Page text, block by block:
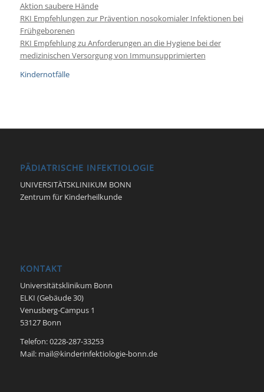
Aktion saubere Hände
RKI Empfehlungen zur Prävention nosokomialer Infektionen bei
Frühgeborenen
RKI Empfehlung zu Anforderungen an die Hygiene bei der
medizinischen Versorgung von Immunsupprimierten
Kindernotfälle
PÄDIATRISCHE INFEKTIOLOGIE
UNIVERSITÄTSKLINIKUM BONN
Zentrum für Kinderheilkunde
KONTAKT
Universitätsklinikum Bonn
ELKI (Gebäude 30)
Venusberg-Campus 1
53127 Bonn
Telefon: 0228-287-33253
Mail: mail@kinderinfektiologie-bonn.de